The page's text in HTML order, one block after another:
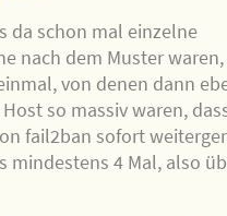
da schon mal einzelne
nach dem Muster
von denen dann
so massiv waren,
fail2ban sofort
mindestens 4 Mal, also